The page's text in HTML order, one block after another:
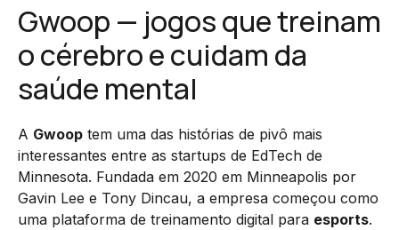
Gwoop — jogos que treinam
o cérebro e cuidam da
saúde mental
A Gwoop tem uma das histórias de pivô mais
interessantes entre as startups de EdTech de
Minnesota. Fundada em 2020 em Minneapolis por
Gavin Lee e Tony Dincau, a empresa começou como
uma plataforma de treinamento digital para esports.